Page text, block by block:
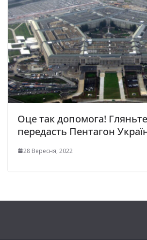
Оце так допомога!
передасть Пентагон
28 Вересня, 2022